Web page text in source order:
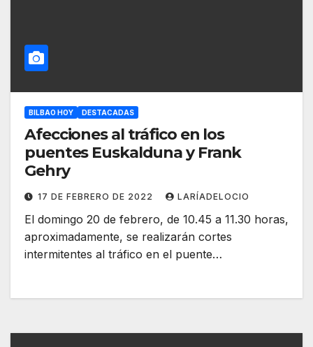
BILBAO HOY DESTACADAS
Afecciones al tráfico en los
puentes Euskalduna y Frank
Gehry
17 DE FEBRERO DE 2022 LARÍADELOCIO
El domingo 20 de febrero, de 10.45 a 11.30 horas,
aproximadamente, se realizarán cortes
intermitentes al tráfico en el puente…